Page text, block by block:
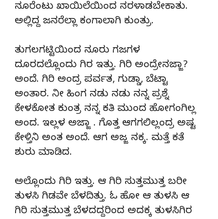
ನೂರೆಂಟು ಖಾಯಿಲೆಯಿಂದ ನರಳಾಡಬೇಕಾತು.
ಅಲ್ಲಿದ್ದ ಜನರೆಲ್ಲಾ ಕಂಗಾಲಾಗಿ ಕುಂತ್ರು.
ತುಗಲಗಟ್ಟಿಯಿಂದ ನೂರು ಗಜಗಳ
ದೂರದಲ್ಲೊಂದು ಗಿರ ಇತ್ತು. ಗಿರಿ ಅಂದ್ರೇನಜ್ಜಾ?
ಅಂದೆ. ಗಿರಿ ಅಂದ್ರ ಪರ್ವತ, ಗುಡ್ಡಾ, ಬೆಟ್ಟಾ
ಅಂತಾರ. ನೀ ಹಿಂಗ ನಡು ನಡು ನನ್ನ ಪ್ರಶ್ನೆ
ಕೇಳಕೋತ ಕುಂತ್ರ ನನ್ನ ಕತಿ ಮುಂದ ಹೋಗಂಗಿಲ್ಲ
ಅಂದ. ಇಲ್ಲಳ ಅಜ್ಜಾ . ಗೊತ್ತ ಆಗಗಲಿಲ್ಲಂದ್ರ ಅಷ್ಟ
ಕೇಳ್ತಿನಿ ಅಂತ ಅಂದೆ. ಆಗ ಅಜ್ಜ ನಕ್ಕ. ಮತ್ತೆ ಕತೆ
ಶುರು ಮಾಡಿದ.
ಅಲ್ಲೊಂದು ಗಿರಿ ಇತ್ತು. ಆ ಗಿರಿ ಸುತ್ತಮುತ್ತ ಬರೀ
ತುಳಸಿ ಗಿಡವೇ ಬೆಳದಿತ್ತು. ಓ ಹೋ ಆ ತುಳಸಿ ಆ
ಗಿರಿ ಸುತ್ತಮುತ್ತ ಬೆಳದದ್ದರಿಂದ ಅದಕ್ಕ ತುಳಸಿಗಿರ